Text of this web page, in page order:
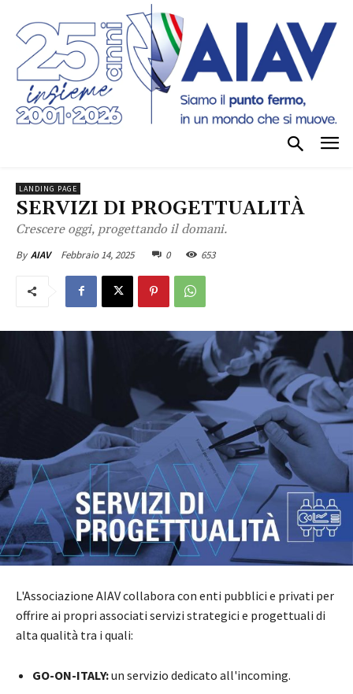
LANDING PAGE
SERVIZI DI PROGETTUALITÀ
Crescere oggi, progettando il domani.
By AIAV Febbraio 14, 2025 0 653
L'Associazione AIAV collabora con enti pubblici e privati per
offrire ai propri associati servizi strategici e progettuali di
alta qualità tra i quali:
GO-ON-ITALY:un servizio dedicato all'incoming.